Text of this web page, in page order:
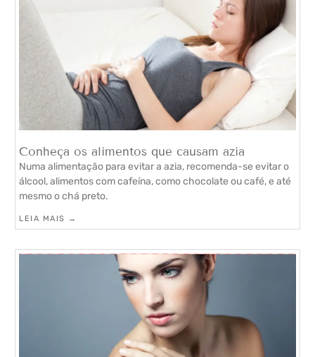
Conheça os alimentos que causam azia
Numa alimentação para evitar a azia, recomenda-se evitar o
álcool, alimentos com cafeína, como chocolate ou café, e até
mesmo o chá preto.
LEIA MAIS →